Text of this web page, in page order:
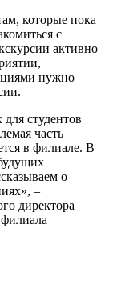
которые пока
с
активно
нужно
студентов
часть
в филиале. В
о
–
директора